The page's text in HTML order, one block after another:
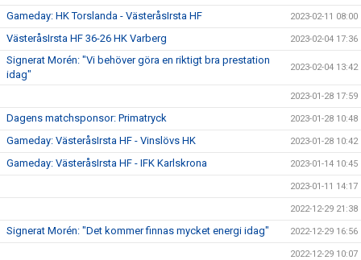
Gameday: HK Torslanda - VästeråsIrsta HF 2023-02-11 08:00
VästeråsIrsta HF 36-26 HK Varberg 2023-02-04 17:36
Signerat Morén: "Vi behöver göra en riktigt bra prestation
idag"
2023-02-04 13:42
2023-01-28 17:59
Dagens matchsponsor: Primatryck 2023-01-28 10:48
Gameday: VästeråsIrsta HF - Vinslövs HK 2023-01-28 10:42
Gameday: VästeråsIrsta HF - IFK Karlskrona 2023-01-14 10:45
2023-01-11 14:17
2022-12-29 21:38
Signerat Morén: "Det kommer finnas mycket energi idag" 2022-12-29 16:56
2022-12-29 10:07